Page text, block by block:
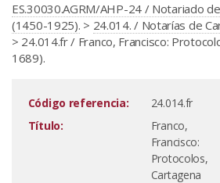
ES.30030.AGRM/AHP-24 / Notariado
(1450-1925). > 24.014. / Notarías de
> 24.014.fr / Franco, Francisco:
1689).
Código referencia:
24.014.fr
Título:
Franco,
Francisco:
Protocolos,
Cartagena